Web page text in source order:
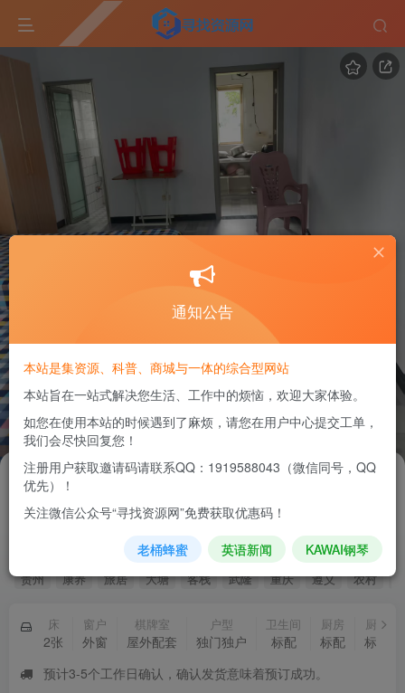
陈家客栈2027年夏季避暑康养旅居民宿房间租赁
陈家客栈2027年夏季康养旅居民宿房间租赁
贵州 康养 旅居 大塘 客栈 武隆 重庆 遵义 农村
￥3600
床
2张
窗户
外窗
棋牌室
屋外配套
户型
独门独户
卫生间
标配
厨房
标配
厨具
标配
预计3-5个工作日确认，确认发货意味着预订成功。
通知公告
本站是集资源、科普、商城与一体的综合型网站
本站旨在一站式解决您生活、工作中的烦恼，欢迎大家体验。
如您在使用本站的时候遇到了麻烦，请您在用户中心提交工单，
我们会尽快回复您！
注册用户获取邀请码请联系QQ：1919588043（微信同号，QQ
优先）！
关注微信公众号“寻找资源网”免费获取优惠码！
老桶蜂蜜 英语新闻 KAWAI钢琴